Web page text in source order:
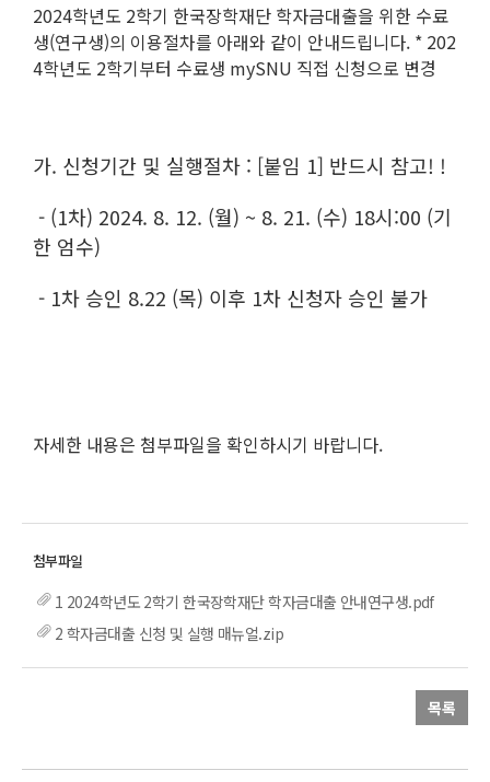
2024학년도 2학기 한국장학재단 학자금대출을 위한 수료
생(연구생)의 이용절차를 아래와 같이 안내드립니다. * 202
4학년도 2학기부터 수료생 mySNU 직접 신청으로 변경
가. 신청기간 및 실행절차 : [붙임 1] 반드시 참고! !
- (1차) 2024. 8. 12. (월) ~ 8. 21. (수) 18시:00 (기
한 엄수)
- 1차 승인 8.22 (목) 이후 1차 신청자 승인 불가
자세한 내용은 첨부파일을 확인하시기 바랍니다.
1 2024학년도 2학기 한국장학재단 학자금대출 안내연구생.pdf
2 학자금대출 신청 및 실행 매뉴얼.zip
목록